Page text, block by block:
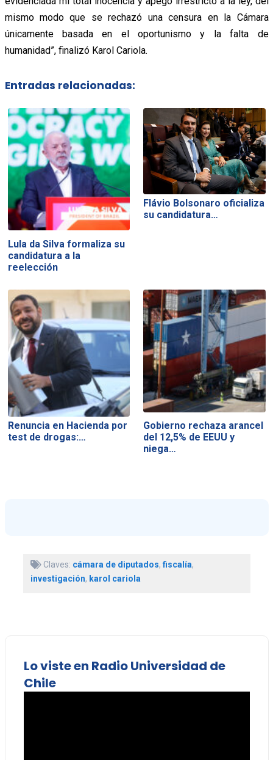
mismo modo que se rechazó una censura en la Cámara
únicamente basada en el oportunismo y la falta de
humanidad”, finalizó Karol Cariola.
Entradas relacionadas:
Lula da Silva formaliza su
candidatura a la
reelección
Flávio Bolsonaro oficializa
su candidatura…
Renuncia en Hacienda por
test de drogas:…
Gobierno rechaza arancel
del 12,5% de EEUU y
niega…
Claves: cámara de diputados, fiscalía,
investigación, karol cariola
Lo viste en Radio Universidad de
Chile